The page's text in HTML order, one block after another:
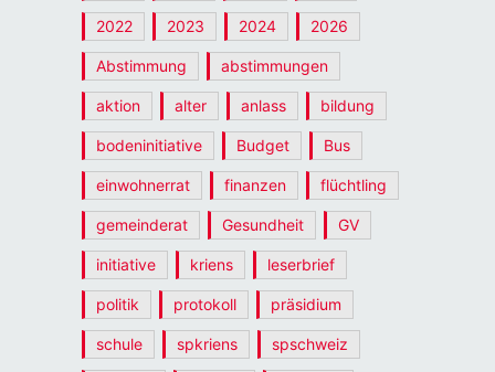
2022 2023 2024 2026
Abstimmung abstimmungen
aktion alter anlass bildung
bodeninitiative Budget Bus
einwohnerrat finanzen flüchtling
gemeinderat Gesundheit GV
initiative kriens leserbrief
politik protokoll präsidium
schule spkriens spschweiz